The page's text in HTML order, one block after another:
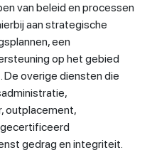
van beleid en processen
aan strategische
een
op het gebied
De overige diensten die
outplacement,
gedrag en integriteit.